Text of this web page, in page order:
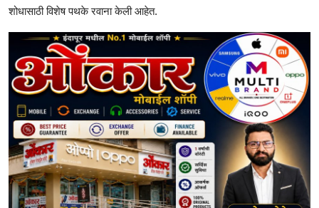
शोधासाठी विशेष पथके रवाना केली आहेत.